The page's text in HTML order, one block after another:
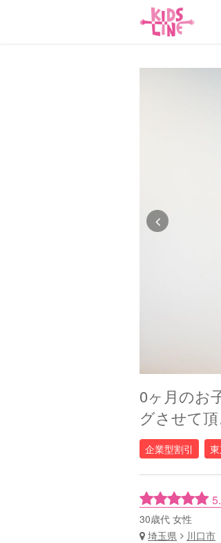
0ヶ月のお
グさせて頂
企業型割引
30歳代 女性
埼玉県
川口市